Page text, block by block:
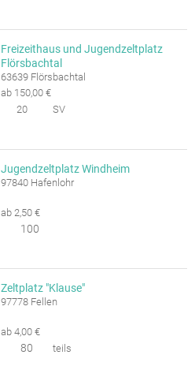
Freizeithaus und Jugendzeltplatz
Flörsbachtal
63639 Flörsbachtal
ab 150,00 €
20
SV
Jugendzeltplatz Windheim
97840 Hafenlohr
ab 2,50 €
100
Zeltplatz "Klause"
97778 Fellen
ab 4,00 €
80 teils